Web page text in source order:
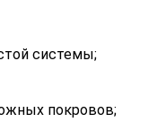
системы;
покровов;